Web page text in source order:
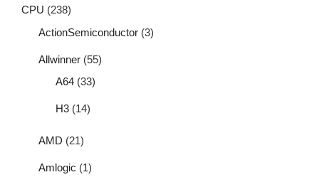
CPU (238)
ActionSemiconductor (3)
Allwinner (55)
A64 (33)
H3 (14)
AMD (21)
Amlogic (1)